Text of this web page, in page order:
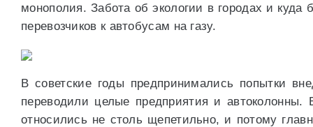
монополия. Забота об экологии в городах и
перевозчиков к автобусам на газу.
В советские годы предпринимались попытки
переводили целые предприятия и
относились не столь щепетильно, и потому